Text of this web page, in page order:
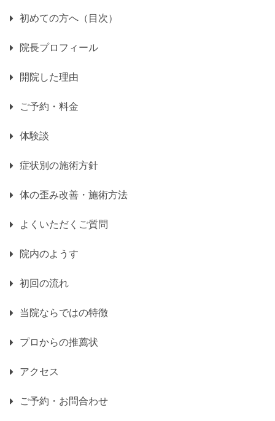
初めての方へ（目次）
院長プロフィール
開院した理由
ご予約・料金
体験談
症状別の施術方針
体の歪み改善・施術方法
よくいただくご質問
院内のようす
初回の流れ
当院ならではの特徴
プロからの推薦状
アクセス
ご予約・お問合わせ